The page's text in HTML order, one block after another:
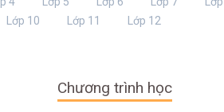
Lớp 10 Lớp 11 Lớp 12
Chương trình học